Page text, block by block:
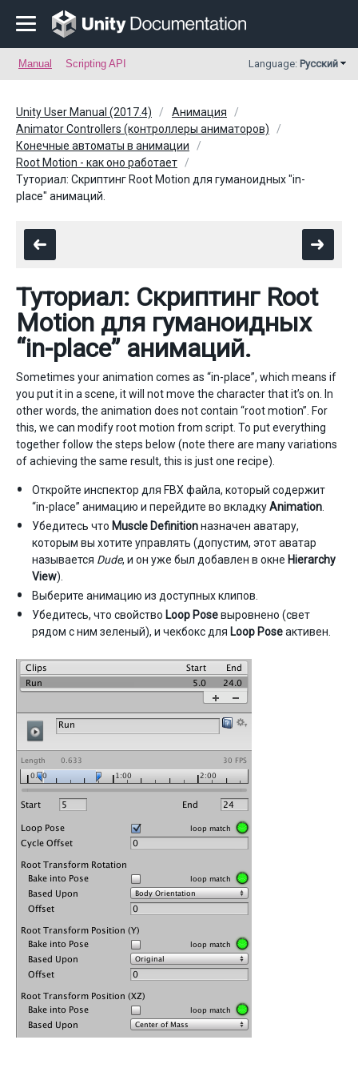
Manual Scripting API Language: Русский
Unity User Manual (2017.4)
Анимация
Animator Controllers (контроллеры аниматоров)
Конечные автоматы в анимации
Root Motion - как оно работает
Туториал: Скриптинг Root Motion для гуманоидных "in-
place" анимаций.
Туториал: Скриптинг Root
Motion для гуманоидных
“in-place” анимаций.
Sometimes your animation comes as “in-place”, which means if
you put it in a scene, it will not move the character that it’s on. In
other words, the animation does not contain “root motion”. For
this, we can modify root motion from script. To put everything
together follow the steps below (note there are many variations
of achieving the same result, this is just one recipe).
Откройте инспектор для FBX файла, который содержит
“in-place” анимацию и перейдите во вкладкуAnimation
Убедитесь что Muscle Definitionназначен аватару,
которым вы хотите управлять (допустим, этот аватар
называется Dude, и он уже был добавлен в окне Hierarchy
View).
Выберите анимацию из доступных клипов.
Убедитесь, что свойство Loop Poseвыровнено (свет
рядом с ним зеленый), и чекбокс для Loop Poseактивен.